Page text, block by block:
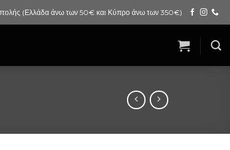
(Ελλάδα άνω των 50€ και Κύπρο άνω των 350€)